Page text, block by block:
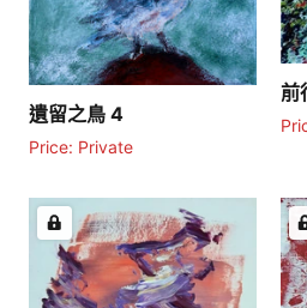
遺留之鳥 4
Price: Private
前